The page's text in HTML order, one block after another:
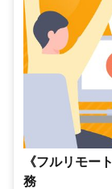
《フルリモー
務